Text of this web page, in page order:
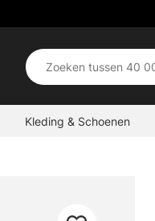
Kleding & Schoenen